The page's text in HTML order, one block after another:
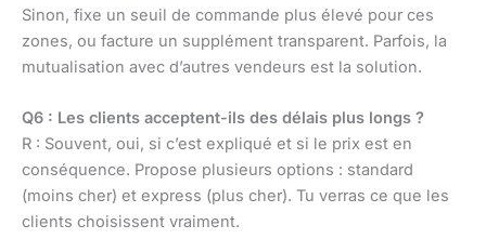
Sinon, fixe un seuil de commande plus élevé pour ces
zones, ou facture un supplément transparent. Parfois, la
mutualisation avec d’autres vendeurs est la solution.
Q6 : Les clients acceptent-ils des délais plus longs ?
R : Souvent, oui, si c’est expliqué et si le prix est en
conséquence. Propose plusieurs options : standard
(moins cher) et express (plus cher). Tu verras ce que les
clients choisissent vraiment.